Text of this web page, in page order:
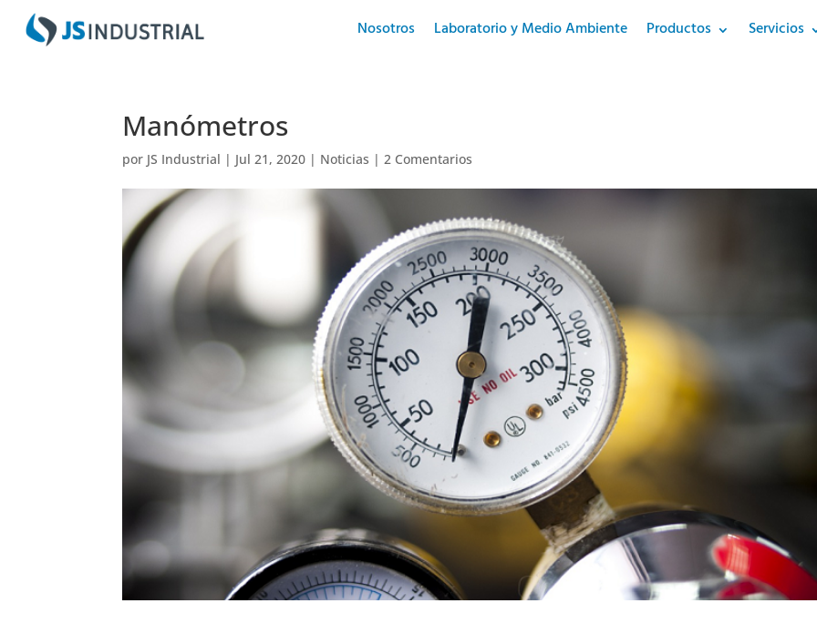
Nosotros Laboratorio y Medio Ambiente Productos Servicios
Manómetros
por JS Industrial | Jul 21, 2020 | Noticias |2 Comentarios